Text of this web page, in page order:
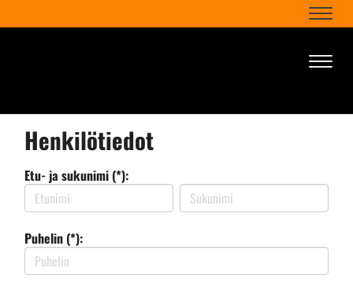
Henkilötiedot
Etu- ja sukunimi (*):
Puhelin (*):